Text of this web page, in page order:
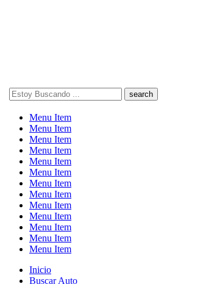
Search
here
Menu Item
Menu Item
Menu Item
Menu Item
Menu Item
Menu Item
Menu Item
Menu Item
Menu Item
Menu Item
Menu Item
Menu Item
Menu Item
Inicio
Buscar Auto